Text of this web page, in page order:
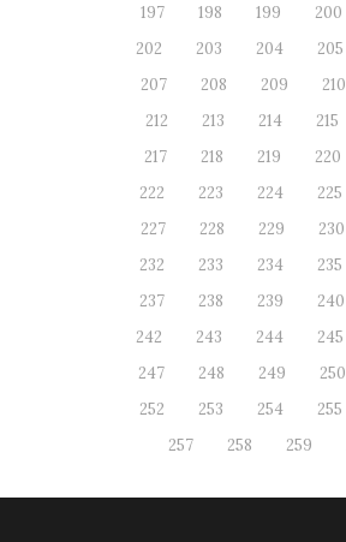
197
198 199 200
202
203 204 205
207
208 209 210
212
213 214 215
217
218 219 220
222
223 224 225
227
228 229 230
232
233 234 235
237
238 239 240
242
243 244 245
247
248 249 250
252
253 254 255
257
258 259